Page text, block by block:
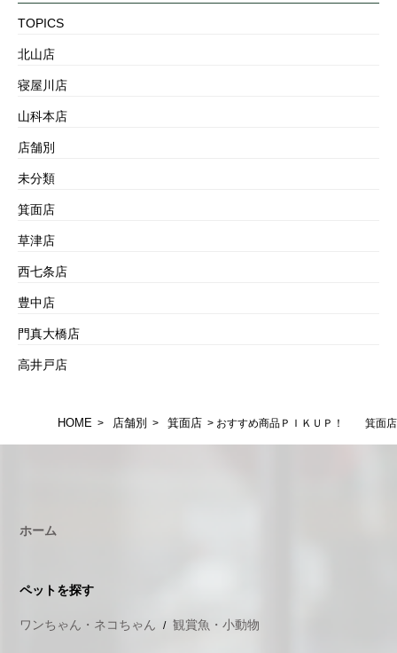
TOPICS
北山店
寝屋川店
山科本店
店舗別
未分類
箕面店
草津店
西七条店
豊中店
門真大橋店
高井戸店
HOME > 店舗別 > 箕面店 > おすすめ商品ＰＩＫＵＰ！ 箕面店
ホーム
ペットを探す
ワンちゃん・ネコちゃん 観賞魚・小動物